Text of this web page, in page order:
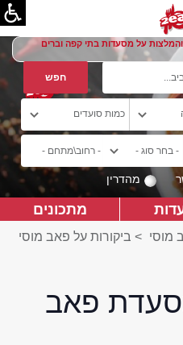
על מסעדות בתי קפה וברים
מהדרין
מתכונים
מוסי > ביקורות על פאב מוסי
פאב